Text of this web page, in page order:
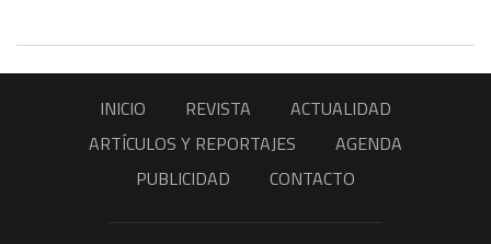
INICIO REVISTA
ACTUALIDAD
ARTÍCULOS Y REPORTAJES
AGENDA
PUBLICIDAD
CONTACTO